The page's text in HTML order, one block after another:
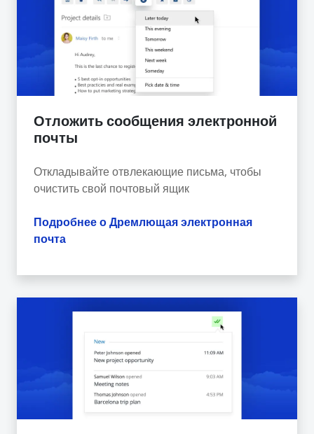
Отложить сообщения электронной
почты
Откладывайте отвлекающие письма, чтобы
очистить свой почтовый ящик
Подробнее о Дремлющая электронная
почта